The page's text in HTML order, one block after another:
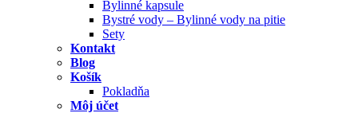
Bylinné kapsule
Bystré vody – Bylinné vody na pitie
Sety
Kontakt
Blog
Košík
Pokladňa
Môj účet